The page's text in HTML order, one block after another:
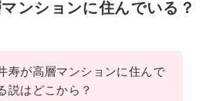
ンションに住んでいる？
寿が高層マンションに住んで
説はどこから？